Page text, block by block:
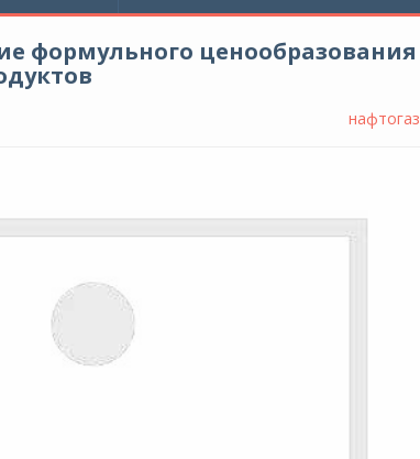
формульного ценообразования
нафтогаз